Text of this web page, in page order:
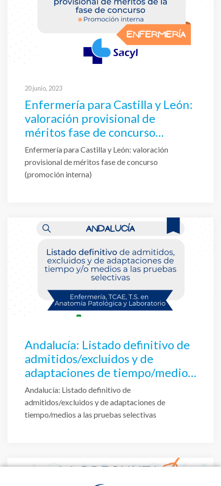
20 junio, 2023
Enfermería para Castilla y León:
valoración provisional de
méritos fase de concurso
(promoción interna)
Enfermería para Castilla y León: valoración
provisional de méritos fase de concurso
(promoción interna)
Andalucía: Listado definitivo de
admitidos/excluidos y de
adaptaciones de tiempo/medios
a las pruebas selectivas
Andalucía: Listado definitivo de
admitidos/excluidos y de adaptaciones de
tiempo/medios a las pruebas selectivas